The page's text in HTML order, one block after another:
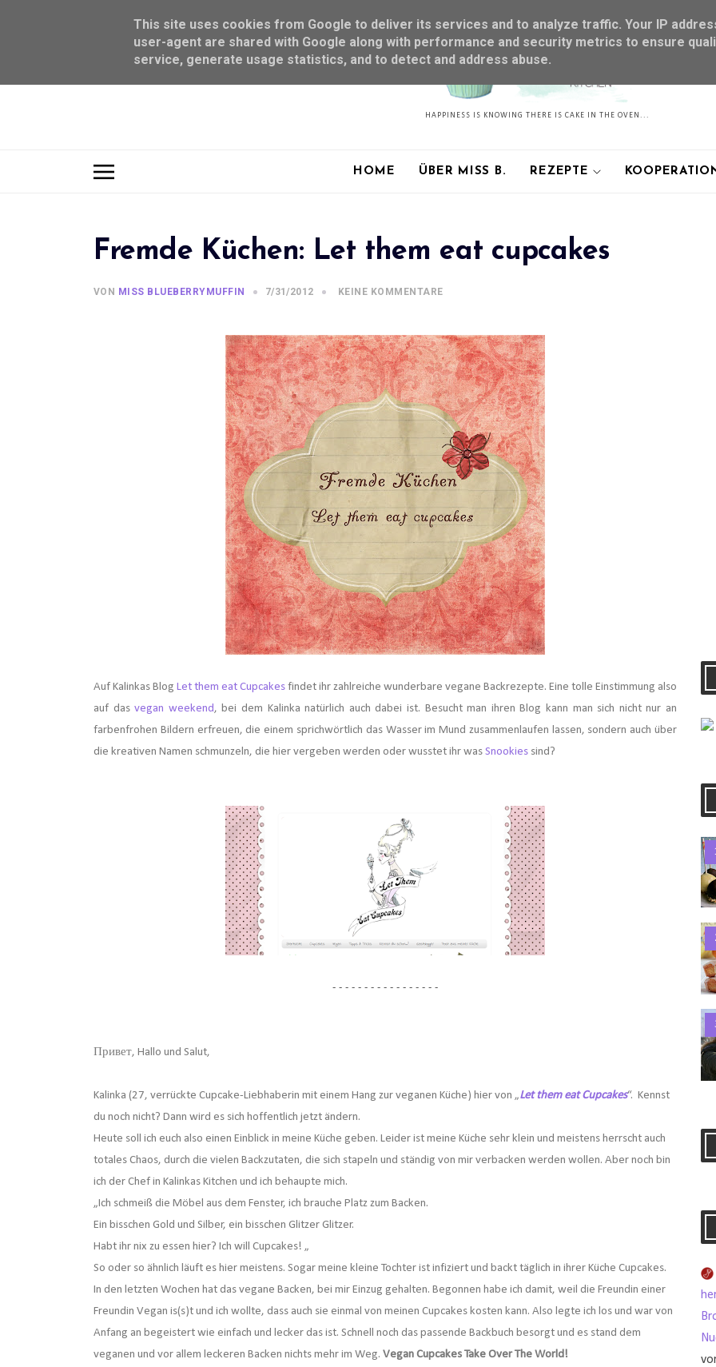
HAPPINESS IS KNOWING THERE IS CAKE IN THE OVEN...
HOME ÜBER MISS B. REZEPTE
Fremde Küchen: Let them eat cupcakes
VON MISS BLUEBERRYMUFFIN 7/31/2012 KEINE KOMMENTARE
Auf Kalinkas Blog Let them eat Cupcakes findet ihr zahlreiche wunderbare vegane Backrezepte. Eine tolle Einstimmung also
auf dasvegan weekend, bei dem Kalinka natürlich auch dabei ist. Besucht man ihren Blog kann man sich nicht nur an
farbenfrohen Bildern erfreuen, die einem sprichwörtlich das Wasser im Mund zusammenlaufen lassen, sondern auch über
die kreativen Namen schmunzeln, die hier vergeben werden oder wusstet ihr was Snookies sind?
- - - - - - - - - - - - - - - - -
Привет, Hallo und Salut,
Kalinka (27, verrückte Cupcake-Liebhaberin mit einem Hang zur veganen Küche) hier von „Let them eat Cupcakes“. Kennst
du noch nicht? Dann wird es sich hoffentlich jetzt ändern.
Heute soll ich euch also einen Einblick in meine Küche geben. Leider ist meine Küche sehr klein und meistens herrscht auch
totales Chaos, durch die vielen Backzutaten, die sich stapeln und ständig von mir verbacken werden wollen. Aber noch bin
ich der Chef in Kalinkas Kitchen und ich behaupte mich.
„Ich schmeiß die Möbel aus dem Fenster, ich brauche Platz zum Backen.
Ein bisschen Gold und Silber, ein bisschen Glitzer Glitzer.
Habt ihr nix zu essen hier? Ich will Cupcakes! „
So oder so ähnlich läuft es hier meistens. Sogar meine kleine Tochter ist infiziert und backt täglich in ihrer Küche Cupcakes.
In den letzten Wochen hat das vegane Backen, bei mir Einzug gehalten. Begonnen habe ich damit, weil die Freundin einer
Freundin Vegan is(s)t und ich wollte, dass auch sie einmal von meinen Cupcakes kosten kann. Also legte ich los und war von
Anfang an begeistert wie einfach und lecker das ist. Schnell noch das passende Backbuch besorgt und es stand dem
veganen und vor allem leckeren Backen nichts mehr im Weg. Vegan Cupcakes Take Over The World!
This site uses cookies from Google to deliver its services and to analyze traffic. Your IP
user-agent are shared with Google along with performance and security metrics to ensure
service, generate usage statistics, and to detect and address abuse.